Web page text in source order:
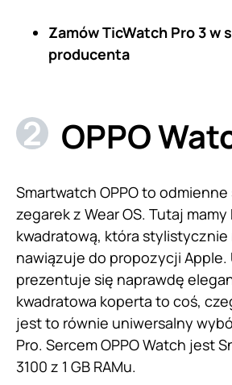
Zamów TicWatch Pro 3 w
producenta
OPPO
Smartwatch OPPO to
zegarek z Wear OS. Tutaj
kwadratową, która stylistycznie
nawiązuje do propozycji Apple.
prezentuje się naprawdę
kwadratowa koperta to coś,
jest to równie uniwersalny
Pro. Sercem OPPO Watch jest
3100 z 1 GB RAMu.